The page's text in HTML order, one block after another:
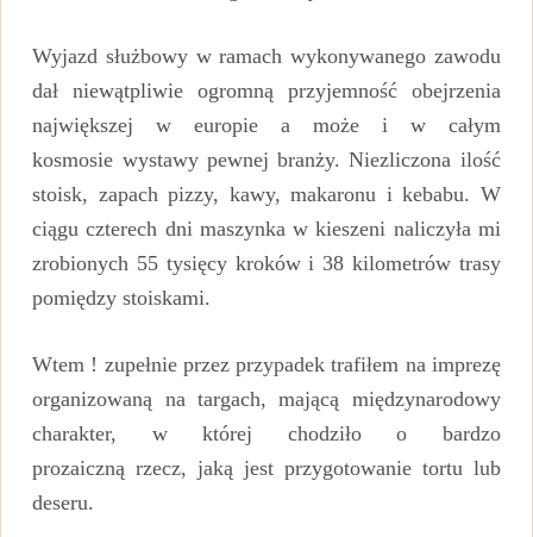
Wyjazd służbowy w ramach wykonywanego zawodu
dał niewątpliwie ogromną przyjemność obejrzenia
największej w europie a może i w całym
kosmosie wystawy pewnej branży. Niezliczona ilość
stoisk, zapach pizzy, kawy, makaronu i kebabu. W
ciągu czterech dni maszynka w kieszeni naliczyła mi
zrobionych 55 tysięcy kroków i 38 kilometrów trasy
pomiędzy stoiskami.
Wtem ! zupełnie przez przypadek trafiłem na imprezę
organizowaną na targach, mającą międzynarodowy
charakter, w której chodziło o bardzo
prozaiczną rzecz, jaką jest przygotowanie tortu lub
deseru.